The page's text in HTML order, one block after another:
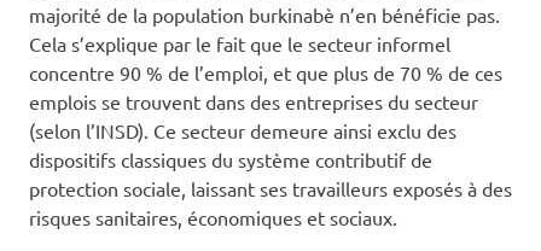
majorité de la population burkinabè n’en bénéficie pas.
Cela s’explique par le fait que le secteur informel
concentre 90 % de l’emploi, et que plus de 70 % de ces
emplois se trouvent dans des entreprises du secteur
(selon l’INSD). Ce secteur demeure ainsi exclu des
dispositifs classiques du système contributif de
protection sociale, laissant ses travailleurs exposés à des
risques sanitaires, économiques et sociaux.